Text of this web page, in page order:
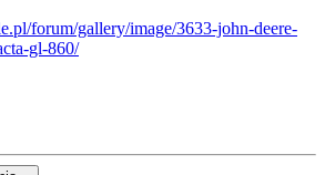
forum/gallery/image/3633-john-deere-
gl-860/